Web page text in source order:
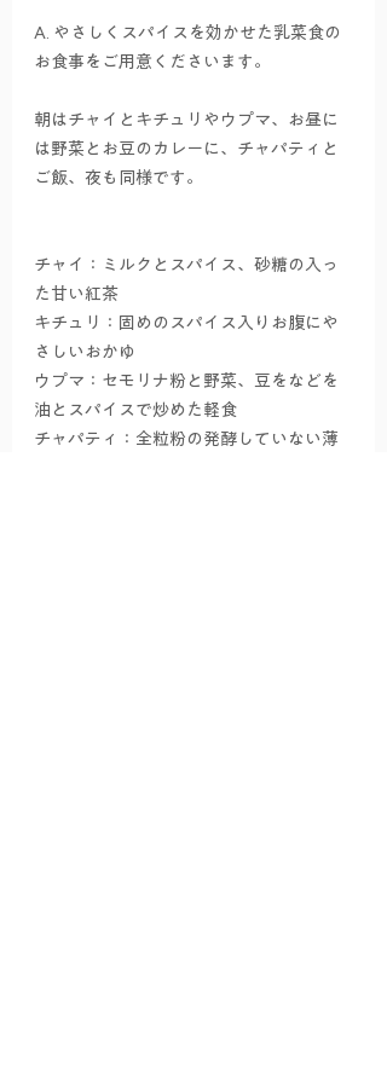
A. やさしくスパイスを効かせた乳菜食の
お食事をご用意くださいます。
朝はチャイとキチュリやウプマ、お昼に
は野菜とお豆のカレーに、チャパティと
ご飯、夜も同様です。
チャイ：ミルクとスパイス、砂糖の入っ
た甘い紅茶
キチュリ：固めのスパイス入りお腹にや
さしいおかゆ
ウプマ：セモリナ粉と野菜、豆をなどを
油とスパイスで炒めた軽食
チャパティ：全粒粉の発酵していない薄